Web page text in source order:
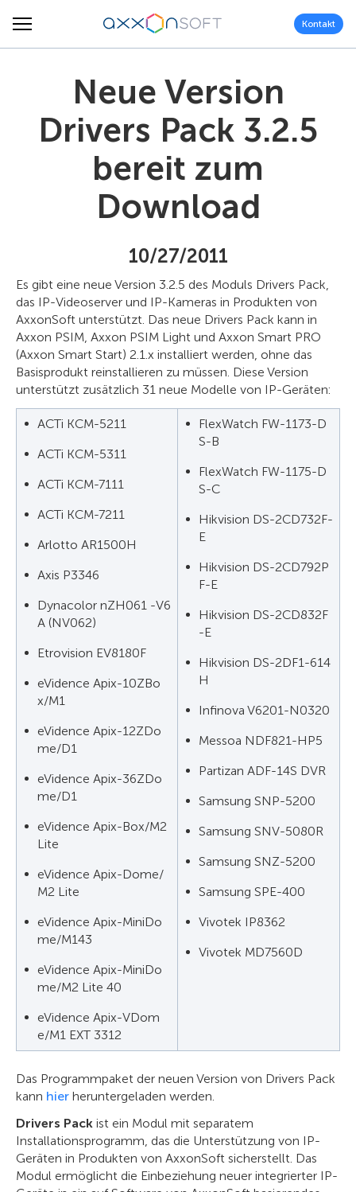
Kontakt
Neue Version
Drivers Pack 3.2.5
bereit zum
Download
10/27/2011
Es gibt eine neue Version 3.2.5 des Moduls Drivers Pack,
das IP-Videoserver und IP-Kameras in Produkten von
AxxonSoft unterstützt. Das neue Drivers Pack kann in
Axxon PSIM, Axxon PSIM Light und Axxon Smart PRO
(Axxon Smart Start) 2.1.x installiert werden, ohne das
Basisprodukt reinstallieren zu müssen. Diese Version
unterstützt zusätzlich 31 neue Modelle von IP-Geräten:
ACTi KCM-5211
ACTi KCM-5311
ACTi KCM-7111
ACTi KCM-7211
Arlotto AR1500H
Axis P3346
Dynacolor nZH061 -V6
A (NV062)
Etrovision EV8180F
eVidence Apix-10ZBo
x/M1
eVidence Apix-12ZDo
me/D1
eVidence Apix-36ZDo
me/D1
eVidence Apix-Box/M2
Lite
eVidence Apix-Dome/
M2 Lite
eVidence Apix-MiniDo
me/M143
eVidence Apix-MiniDo
me/M2 Lite 40
eVidence Apix-VDom
e/M1 EXT 3312
FlexWatch FW-1173-D
S-B
FlexWatch FW-1175-D
S-C
Hikvision DS-2CD732F-
E
Hikvision DS-2CD792P
F-E
Hikvision DS-2CD832F
-E
Hikvision DS-2DF1-614
H
Infinova V6201-N0320
Messoa NDF821-HP5
Partizan ADF-14S DVR
Samsung SNP-5200
Samsung SNV-5080R
Samsung SNZ-5200
Samsung SPE-400
Vivotek IP8362
Vivotek MD7560D
Das Programmpaket der neuen Version von Drivers Pack
kann hier heruntergeladen werden.
Drivers Pack ist ein Modul mit separatem
Installationsprogramm, das die Unterstützung von IP-
Geräten in Produkten von AxxonSoft sicherstellt. Das
Modul ermöglicht die Einbeziehung neuer integrierter IP-